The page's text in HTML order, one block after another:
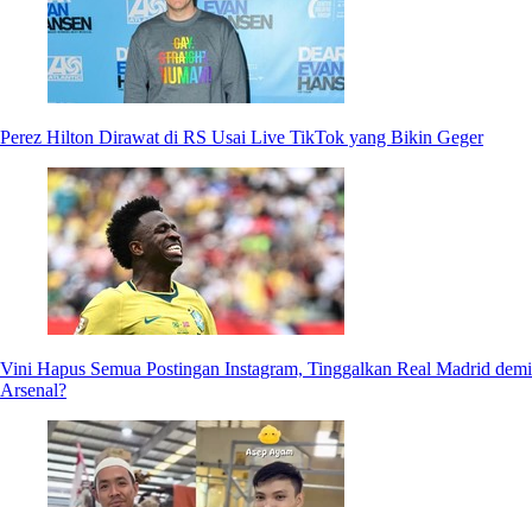
Perez Hilton Dirawat di RS Usai Live TikTok yang Bikin Geger
Vini Hapus Semua Postingan Instagram, Tinggalkan Real Madrid demi
Arsenal?